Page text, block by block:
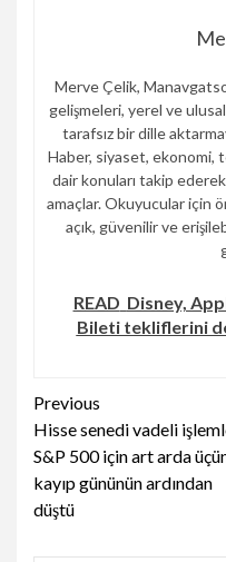
Merve Çelik,
gelişmeleri, yerel ve
tarafsız bir dille
Haber, siyaset, ekonomi,
dair konuları takip
amaçlar. Okuyucular için
açık, güvenilir ve
READ Disney,
Bileti tekliflerini
Continue
Reading
Previous
Hisse senedi vadeli
S&P 500 için art arda
kayıp gününün ardından
düştü